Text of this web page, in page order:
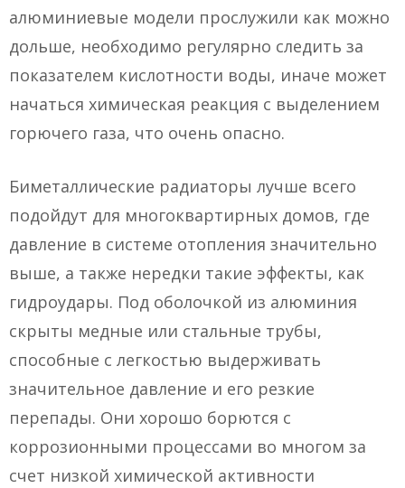
алюминиевые модели прослужили как можно
дольше, необходимо регулярно следить за
показателем кислотности воды, иначе может
начаться химическая реакция с выделением
горючего газа, что очень опасно.
Биметаллические радиаторы лучше всего
подойдут для многоквартирных домов, где
давление в системе отопления значительно
выше, а также нередки такие эффекты, как
гидроудары. Под оболочкой из алюминия
скрыты медные или стальные трубы,
способные с легкостью выдерживать
значительное давление и его резкие
перепады. Они хорошо борются с
коррозионными процессами во многом за
счет низкой химической активности